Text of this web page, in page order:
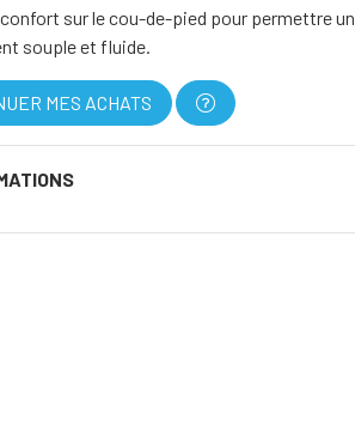
sur le cou-de-pied pour permettre un
souple et fluide.
MES ACHATS